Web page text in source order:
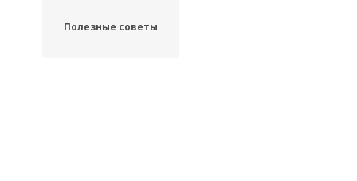
Полезные советы